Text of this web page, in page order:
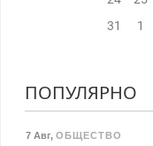
31
1
ПОПУЛЯРНО
7 Авг, ОБЩЕСТВО